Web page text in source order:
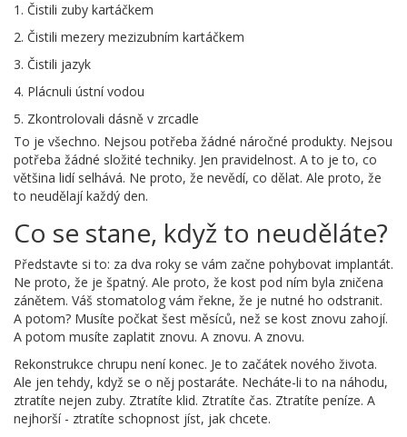
Čistili zuby kartáčkem
Čistili mezery mezizubním kartáčkem
Čistili jazyk
Plácnuli ústní vodou
Zkontrolovali dásně v zrcadle
To je všechno. Nejsou potřeba žádné náročné produkty. Nejsou
potřeba žádné složité techniky. Jen pravidelnost. A to je to, co
většina lidí selhává. Ne proto, že nevědí, co dělat. Ale proto, že
to neudělají každý den.
Co se stane, když to neuděláte?
Představte si to: za dva roky se vám začne pohybovat implantát.
Ne proto, že je špatný. Ale proto, že kost pod ním byla zničena
zánětem. Váš stomatolog vám řekne, že je nutné ho odstranit.
A potom? Musíte počkat šest měsíců, než se kost znovu zahojí.
A potom musíte zaplatit znovu. A znovu. A znovu.
Rekonstrukce chrupu není konec. Je to začátek nového života.
Ale jen tehdy, když se o něj postaráte. Necháte-li to na náhodu,
ztratíte nejen zuby. Ztratíte klid. Ztratíte čas. Ztratíte peníze. A
nejhorší - ztratíte schopnost jíst, jak chcete.